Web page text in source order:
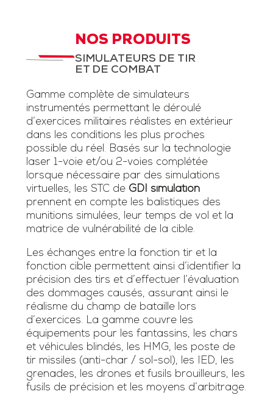
NOS PRODUITS
SIMULATEURS DE TIR
ET DE COMBAT
Gamme complète de simulateurs
instrumentés permettant le déroulé
d’exercices militaires réalistes en extérieur
dans les conditions les plus proches
possible du réel. Basés sur la technologie
laser 1-voie et/ou 2-voies complétée
lorsque nécessaire par des simulations
virtuelles, les STC de GDI simulation
prennent en compte les balistiques des
munitions simulées, leur temps de vol et la
matrice de vulnérabilité de la cible.
Les échanges entre la fonction tir et la
fonction cible permettent ainsi d’identifier la
précision des tirs et d’effectuer l’évaluation
des dommages causés, assurant ainsi le
réalisme du champ de bataille lors
d’exercices. La gamme couvre les
équipements pour les fantassins, les chars
et véhicules blindés, les HMG, les poste de
tir missiles (anti-char / sol-sol), les IED, les
grenades, les drones et fusils brouilleurs, les
fusils de précision et les moyens d’arbitrage.